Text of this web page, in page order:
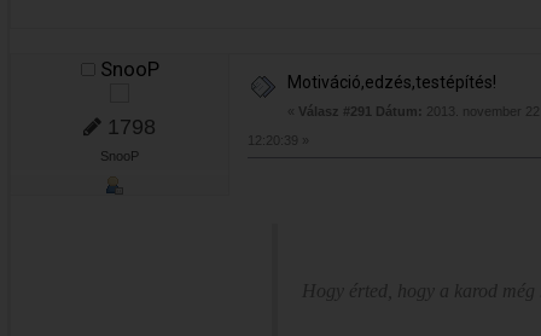
SnooP
1798
SnooP
Motiváció,edzés,testépítés!
« Válasz #291 Dátum: 2013. november
12:20:39 »
Hogy érted, hogy a karod